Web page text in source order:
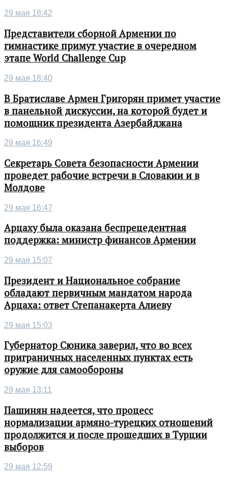
29 мая 18:42
Представители сборной Армении по
гимнастике примут участие в очередном
этапе World Challenge Cup
29 мая 18:40
В Братиславе Армен Григорян примет участие
в панельной дискуссии, на которой будет и
помощник президента Азербайджана
29 мая 16:49
Секретарь Совета безопасности Армении
проведет рабочие встречи в Словакии и в
Молдове
29 мая 16:47
Арцаху была оказана беспрецедентная
поддержка: министр финансов Армении
29 мая 15:07
Президент и Национальное собрание
обладают первичным мандатом народа
Арцаха: ответ Степанакерта Алиеву
29 мая 15:03
Губернатор Сюника заверил, что во всех
приграничных населенных пунктах есть
оружие для самообороны
29 мая 13:11
Пашинян надеется, что процесс
нормализации армяно-турецких отношений
продолжится и после прошедших в Турции
выборов
29 мая 12:59